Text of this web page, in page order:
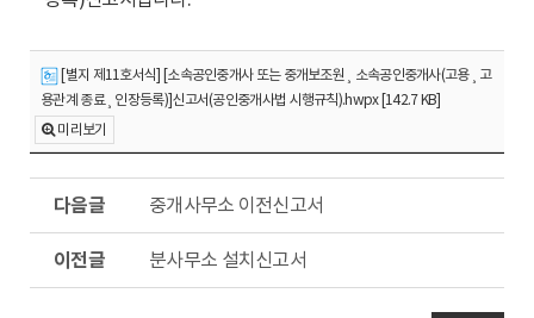
[별지 제11호서식] [소속공인중개사 또는 중개보조원¸ 소속공인중개사(고용¸ 고
용관계 종료¸ 인장등록)]신고서(공인중개사법 시행규칙).hwpx [142.7 KB]
미리보기
글
중개사무소 이전신고서
글
분사무소 설치신고서